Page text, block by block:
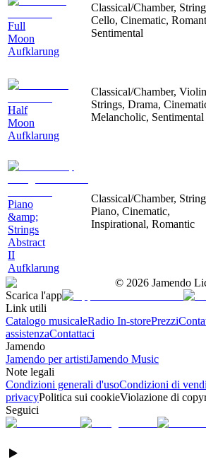
Full
Moon
Aufklarung
Classical/Chamber,
Cello, Cinematic,
Sentimental
Half
Moon
Aufklarung
Classical/Chamber,
Strings, Drama,
Melancholic, Sentimental
Piano
&amp;
Strings
Abstract
II
Aufklarung
Classical/Chamber,
Piano, Cinematic,
Inspirational, Romantic
© 2026 Jamendo
Scarica l'app
Link utili
Catalogo musicaleRadio In-storePrezzi
assistenzaContattaci
Jamendo
Jamendo per artistiJamendo Music
Note legali
Condizioni generali d'usoCondizioni di
privacyPolitica sui cookieViolazione di
Seguici